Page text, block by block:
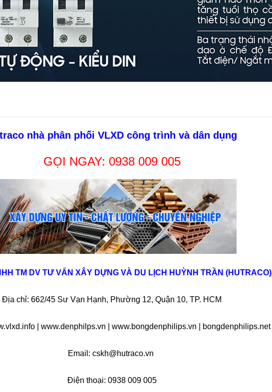
nhà phân phối VLXD công trình và dân dụng
GỌI NGAY: 0938 009 005
TM DV TƯ VẤN XÂY DỰNG VÀ DU LỊCH HUỲNH TRẦN (HUTRACO)
Địa chỉ: 662/45 Sư Vạn Hạnh, Phường 12, Quận 10, TP. HCM
| www.denphilps.vn | www.bongdenphilips.vn | bongdenphilips.net
Email: cskh@hutraco.vn
Điện thoại: 0938 009 005